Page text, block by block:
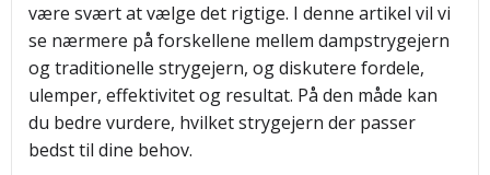
være svært at vælge det rigtige. I denne artikel vil vi
se nærmere på forskellene mellem dampstrygejern
og traditionelle strygejern, og diskutere fordele,
ulemper, effektivitet og resultat. På den måde kan
du bedre vurdere, hvilket strygejern der passer
bedst til dine behov.